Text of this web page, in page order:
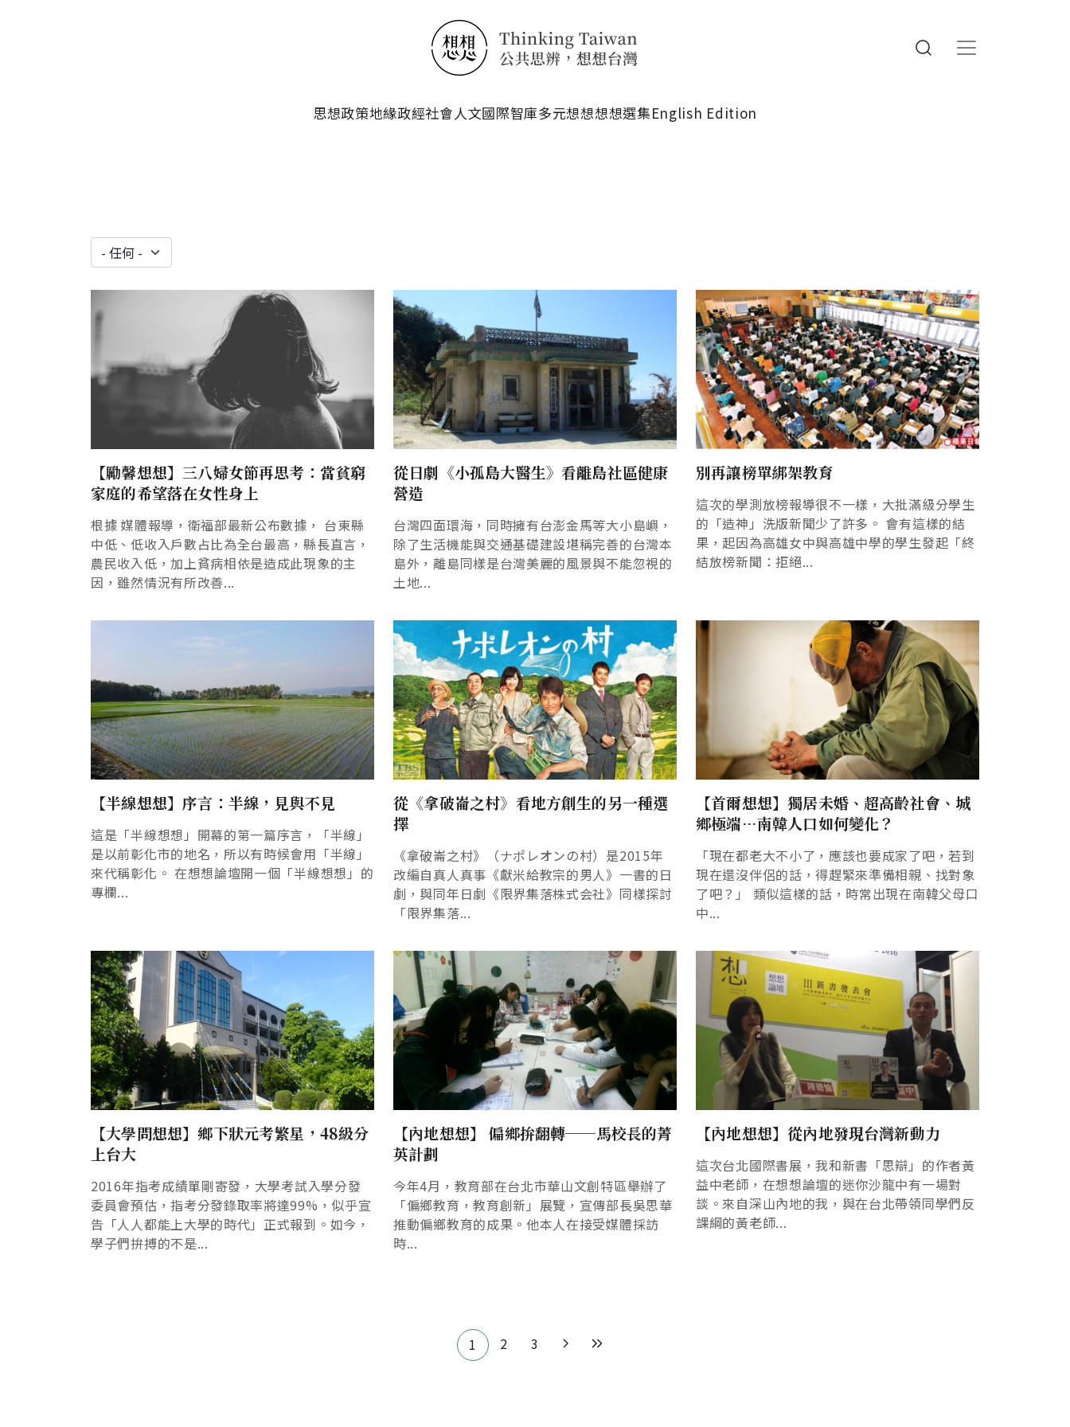
思想政策地緣政經社會人文國際智庫多元想想想想選集English Edition
【勵馨想想】三八婦女節再思考：當貧窮
家庭的希望落在女性身上
根據 媒體報導，衛福部最新公布數據， 台東縣
中低、低收入戶數占比為全台最高，縣長直言，
農民收入低，加上貧病相依是造成此現象的主
因，雖然情況有所改善...
從日劇《小孤島大醫生》看離島社區健康
營造
台灣四面環海，同時擁有台澎金馬等大小島嶼，
除了生活機能與交通基礎建設堪稱完善的台灣本
島外，離島同樣是台灣美麗的風景與不能忽視的
土地...
別再讓榜單綁架教育
這次的學測放榜報導很不一樣，大批滿級分學生
的「造神」洗版新聞少了許多。 會有這樣的結
果，起因為高雄女中與高雄中學的學生發起「終
結放榜新聞：拒絕...
【半線想想】序言：半線，見與不見
這是「半線想想」開幕的第一篇序言，「半線」
是以前彰化市的地名，所以有時候會用「半線」
來代稱彰化。 在想想論壇開一個「半線想想」的
專欄...
從《拿破崙之村》看地方創生的另一種選
擇
《拿破崙之村》（ナポレオンの村）是2015年
改編自真人真事《獻米給教宗的男人》一書的日
劇，與同年日劇《限界集落株式会社》同樣探討
「限界集落...
【首爾想想】獨居未婚、超高齡社會、城
鄉極端…南韓人口如何變化？
「現在都老大不小了，應該也要成家了吧，若到
現在還沒伴侶的話，得趕緊來準備相親、找對象
了吧？」 類似這樣的話，時常出現在南韓父母口
中...
【大學問想想】鄉下狀元考繁星，48級分
上台大
2016年指考成績單剛寄發，大學考試入學分發
委員會預估，指考分發錄取率將達99%，似乎宣
告「人人都能上大學的時代」正式報到。如今，
學子們拚搏的不是...
【內地想想】 偏鄉拚翻轉──馬校長的菁
英計劃
今年4月，教育部在台北市華山文創特區舉辦了
「偏鄉教育，教育創新」展覽，宣傳部長吳思華
推動偏鄉教育的成果。他本人在接受媒體採訪
時...
【內地想想】從內地發現台灣新動力
這次台北國際書展，我和新書「思辯」的作者黃
益中老師，在想想論壇的迷你沙龍中有一場對
談。來自深山內地的我，與在台北帶領同學們反
課綱的黃老師...
1 2 3